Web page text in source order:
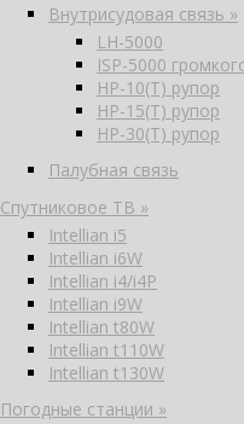
Внутрисудовая связь »
LH-5000
ISP-5000
HP-10(T) рупор
HP-15(T) рупор
HP-30(T) рупор
Палубная связь
Спутниковое ТВ »
Intellian i5
Intellian i6W
Intellian i4/i4P
Intellian i9W
Intellian t80W
Intellian t110W
Intellian t130W
Погодные станции »